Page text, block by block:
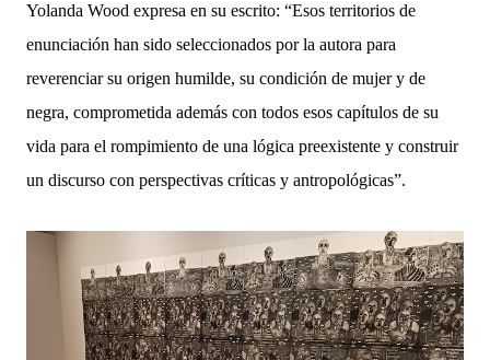
Yolanda Wood expresa en su escrito: “Esos territorios de
enunciación han sido seleccionados por la autora para
reverenciar su origen humilde, su condición de mujer y de
negra, comprometida además con todos esos capítulos de su
vida para el rompimiento de una lógica preexistente y construir
un discurso con perspectivas críticas y antropológicas”.